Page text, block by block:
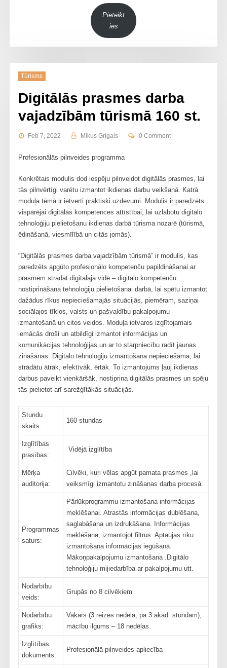
Pieteikt
ies
Tūrisms
Digitālās prasmes darba
vajadzībām tūrismā 160 st.
Feb 7, 2022 Mikus Grigals 0 Comment
Profesionālās pilnveides programma
Konkrētais modulis dod iespēju pilnveidot digitālās prasmes, lai
tās pilnvērtīgi varētu izmantot ikdienas darbu veikšanā. Katrā
moduļa tēmā ir ietverti praktiski uzdevumi. Modulis ir paredzēts
vispārējai digitālās kompetences attīstībai, lai uzlabotu digitālo
tehnoloģiju pielietošanu ikdienas darbā tūrisma nozarē (tūrismā,
ēdināšanā, viesmīlībā un citās jomās).
“Digitālās prasmes darba vajadzībām tūrismā” ir modulis, kas
paredzēts apgūto profesionālo kompetenču papildināšanai ar
prasmēm strādāt digitālajā vidē – digitālo kompetenču
nostiprināšana tehnoloģiju pielietošanai darbā, lai spētu izmantot
dažādus rīkus nepieciešamajās situācijās, piemēram, saziņai
sociālajos tīklos, valsts un pašvaldību pakalpojumu
izmantošanā un citos veidos. Moduļa ietvaros izglītojamais
iemācās droši un atbildīgi izmantot informācijas un
komunikācijas tehnoloģijas un ar to starpniecību radīt jaunas
zināšanas. Digitālo tehnoloģiju izmantošana nepieciešama, lai
strādātu ātrāk, efektīvāk, ērtāk. To izmantojums ļauj ikdienas
darbus paveikt vienkāršāk, nostiprina digitālās prasmes un spēju
tās pielietot arī sarežģītākās situācijās.
Stundu
skaits:
160 stundas
Izglītības
prasības:
Vidējā izglītība
Mērķa
auditorija:
Cilvēki, kuri vēlas apgūt pamata prasmes ,lai
veiksmīgi izmantotu zināšanas darba procesā.
Programmas
saturs:
Pārlūkprogrammu izmantošana informācijas
meklēšanai. Atrastās informācijas dublēšana,
saglabāšana un izdrukāšana. Informācijas
meklēšana, izmantojot filtrus. Aptaujas rīku
izmantošana informācijas iegūšanā.
Mākoņpakalpojumu izmantošana .Digitālo
tehnoloģiju mijiedarbība ar pakalpojumu utt.
Nodarbību
veids:
Grupās no 8 cilvēkiem
Nodarbību
grafiks:
Vakars (3 reizes nedēļā, pa 3 akad. stundām),
mācību ilgums – 18 nedēļas.
Izglītības
dokuments:
Profesionālā pilnveides apliecība